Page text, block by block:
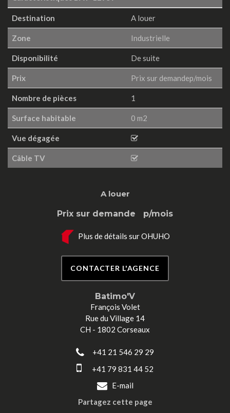
Destination A louer
Zone Industrielle
Disponibilité De suite
Prix Prix sur demandep/mois
Nombre de pièces 1
Surface habitable 0 m2
Vue dégagée
Câble TV
A louer
Prix sur demande p/mois
Plus de détails sur OHUHO
CONTACTER L'AGENCE
Batimo'V
François Volet
Rue du Village 14
CH - 1802 Corseaux
+41 21 546 29 29
+41 79 831 44 52
E-mail
Partagez cette page